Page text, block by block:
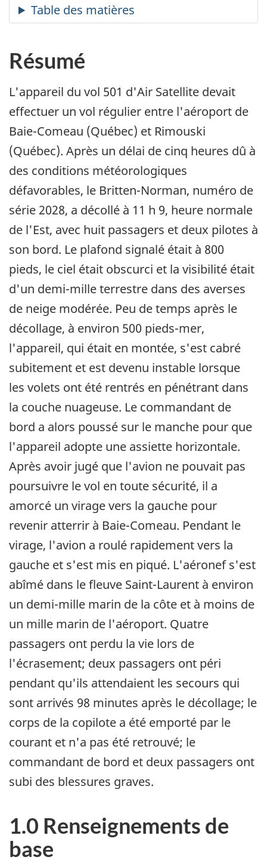
Résumé
L'appareil du vol 501 d'Air Satellite devait
effectuer un vol régulier entre l'aéroport de
Baie-Comeau (Québec) et Rimouski
(Québec). Après un délai de cinq heures dû à
des conditions météorologiques
défavorables, le Britten-Norman, numéro de
série 2028, a décollé à 11 h 9, heure normale
de l'Est, avec huit passagers et deux pilotes à
son bord. Le plafond signalé était à 800
pieds, le ciel était obscurci et la visibilité était
d'un demi-mille terrestre dans des averses
de neige modérée. Peu de temps après le
décollage, à environ 500 pieds-mer,
l'appareil, qui était en montée, s'est cabré
subitement et est devenu instable lorsque
les volets ont été rentrés en pénétrant dans
la couche nuageuse. Le commandant de
bord a alors poussé sur le manche pour que
l'appareil adopte une assiette horizontale.
Après avoir jugé que l'avion ne pouvait pas
poursuivre le vol en toute sécurité, il a
amorcé un virage vers la gauche pour
revenir atterrir à Baie-Comeau. Pendant le
virage, l'avion a roulé rapidement vers la
gauche et s'est mis en piqué. L'aéronef s'est
abîmé dans le fleuve Saint-Laurent à environ
un demi-mille marin de la côte et à moins de
un mille marin de l'aéroport. Quatre
passagers ont perdu la vie lors de
l'écrasement; deux passagers ont péri
pendant qu'ils attendaient les secours qui
sont arrivés 98 minutes après le décollage; le
corps de la copilote a été emporté par le
courant et n'a pas été retrouvé; le
commandant de bord et deux passagers ont
subi des blessures graves.
1.0 Renseignements de
base